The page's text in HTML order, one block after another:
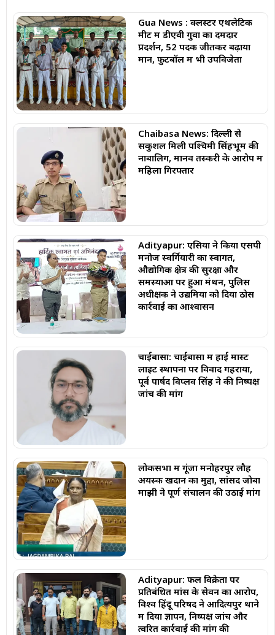
Gua News : क्लस्टर एथलेटिक
मीट में डीएवी गुवा का दमदार
प्रदर्शन, 52 पदक जीतकर बढ़ाया
मान, फुटबॉल में भी उपविजेता
Chaibasa News: दिल्ली से
सकुशल मिली पश्चिमी सिंहभूम की
नाबालिग, मानव तस्करी के आरोप में
महिला गिरफ्तार
Adityapur: एसिया ने किया एसपी
मनोज स्वर्गियारी का स्वागत,
औद्योगिक क्षेत्र की सुरक्षा और
समस्याओं पर हुआ मंथन, पुलिस
अधीक्षक ने उद्यमियों को दिया ठोस
कार्रवाई का आश्वासन
चाईबासा: चाईबासा में हाई मास्ट
लाइट स्थापना पर विवाद गहराया,
पूर्व पार्षद विप्लव सिंह ने की निष्पक्ष
जांच की मांग
लोकसभा में गूंजा मनोहरपुर लौह
अयस्क खदान का मुद्दा, सांसद जोबा
माझी ने पूर्ण संचालन की उठाई मांग
Adityapur: फल विक्रेता पर
प्रतिबंधित मांस के सेवन का आरोप,
विश्व हिंदू परिषद ने आदित्यपुर थाने
में दिया ज्ञापन, निष्पक्ष जांच और
त्वरित कार्रवाई की मांग की